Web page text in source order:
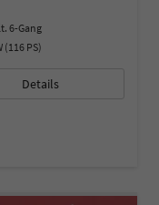
6-Gang
(116 PS)
Details